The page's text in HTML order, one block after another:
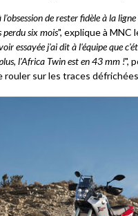
de rester fidèle à la
perdu six mois", explique à MNC
essayée j'ai dit à l'équipe que
l'Africa Twin est en 43 mm !",
rouler sur les traces